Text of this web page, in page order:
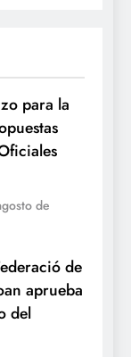
para la
de
de
aprueba
del